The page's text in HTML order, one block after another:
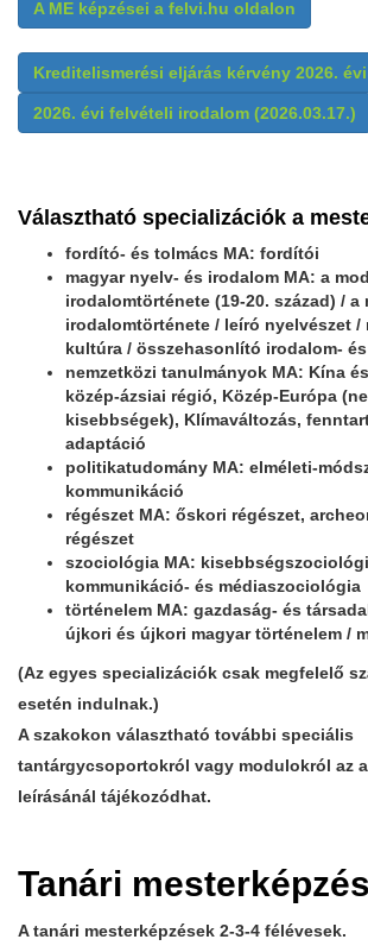
A ME képzései a felvi.hu oldalon
Kreditelismerési eljárás kérvény 2026.
2026. évi felvételi irodalom (2026.03.17.)
Választható specializációk a
fordító- és tolmács MA: fordítói
magyar nyelv- és irodalom MA: a
irodalomtörténete (19-20. század) / a
irodalomtörténete / leíró nyelvészet /
kultúra / összehasonlító irodalom-
nemzetközi tanulmányok MA: Kína
közép-ázsiai régió, Közép-Európa
kisebbségek), Klímaváltozás,
adaptáció
politikatudomány MA: elméleti-
kommunikáció
régészet MA: őskori régészet,
régészet
szociológia MA:
kommunikáció- és médiaszociológia
történelem MA: gazdaság- és
újkori és újkori magyar történelem /
(Az egyes specializációk csak megfelelő
esetén indulnak.)
A szakokon választható további speciális
tantárgycsoportokról vagy modulokról az
leírásánál tájékozódhat.
Tanári
A tanári mesterképzések 2-3-4 félévesek.